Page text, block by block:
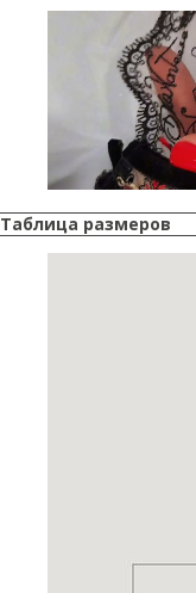
Таблица размеров